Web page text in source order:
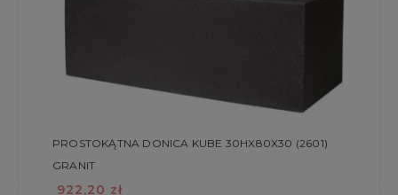
PROSTOKĄTNA DONICA KUBE 30HX80X30 (2601)
GRANIT
922,20 zł